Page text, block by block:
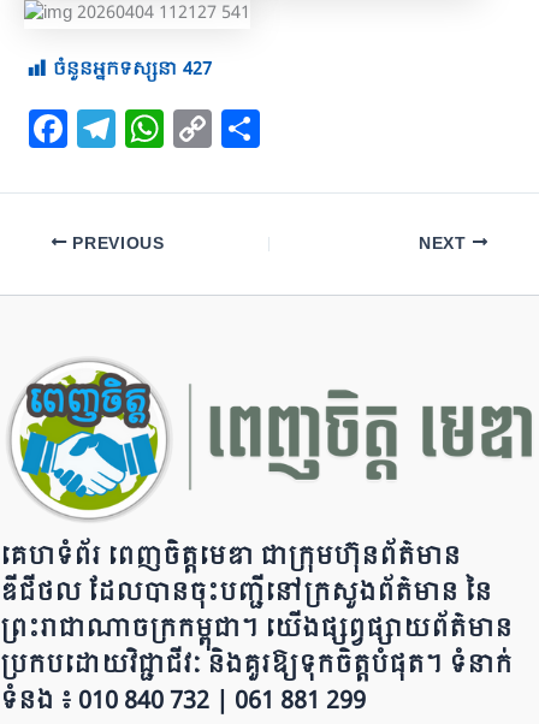
ចំនួនអ្នកទស្សនា 427
F
a
c
e
b
o
k
T
el
e
gr
a
W
h
at
A
C
o
p
Li
ar
e
PREVIOUS NEXT
គេហទំព័រ ពេញចិត្តមេឌា ជា​ក្រុ​​​​​ម​​​ហ៊ុន​ព័ត៌មាន​
ឌីជីថល ដែ​លបា​ន​​ចុះបញ្ជីនៅក្រសួងព័ត៌មាន នៃ​​​​
ព្រះរាជាណាចក្រ​ក​ម្ពុជា។ យើ​ង​​​​​ផ្សព្វផ្សាយព័​ត៌​មា​​​​ន
ប្រក​ប​ដោ​​​​​​យ​វិជ្ជាជីវៈ និ​ងគួរ​ឱ្យ​ទុកចិត្ត​បំ​ផុត។ ទំនាក់
ទំនង ៖ 010 840 732 | 0​​​​​61 881 299